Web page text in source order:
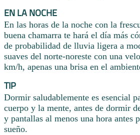
EN LA NOCHE
En las horas de la noche con la
buena chamarra te hará el día más
de probabilidad de lluvia ligera a
suaves del norte-noreste con una
km/h, apenas una brisa en el
TIP
Dormir saludablemente es esencial
cuerpo y la mente, antes de dormir
y pantallas al menos una hora antes
sueño.